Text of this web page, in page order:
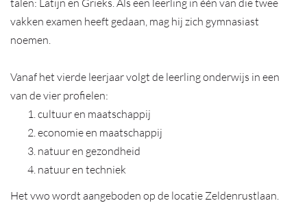
talen: Latijn en Grieks. Als een leerling in één van die twee
vakken examen heeft gedaan, mag hij zich gymnasiast
noemen.
Vanaf het vierde leerjaar volgt de leerling onderwijs in een
van de vier profielen:
cultuur en maatschappij
economie en maatschappij
natuur en gezondheid
natuur en techniek
Het vwo wordt aangeboden op de locatie Zeldenrustlaan.